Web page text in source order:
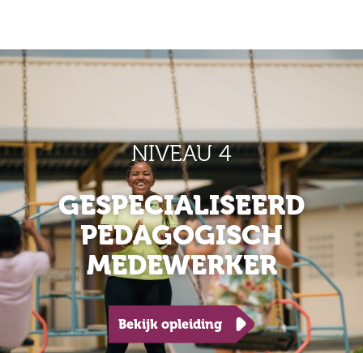
NIVEAU 4
GESPECIALISEERD
PEDAGOGISCH
MEDEWERKER
Bekijk opleiding